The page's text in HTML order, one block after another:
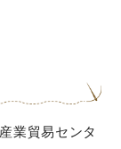
業貿易センタ